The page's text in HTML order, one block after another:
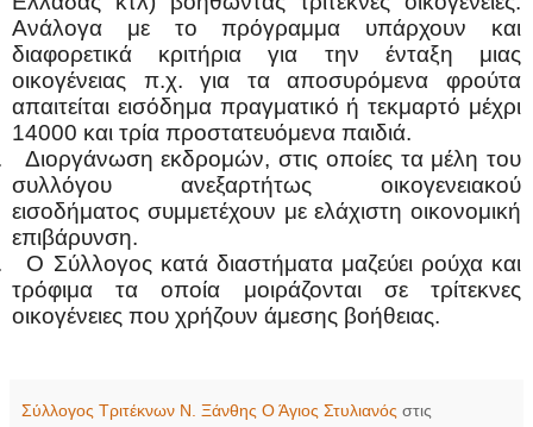
Ανάλογα με το πρόγραμμα υπάρχουν και
διαφορετικά κριτήρια για την ένταξη μιας
οικογένειας π.χ. για τα αποσυρόμενα φρούτα
απαιτείται εισόδημα πραγματικό ή τεκμαρτό μέχρι
14000 και τρία προστατευόμενα παιδιά.
Διοργάνωση εκδρομών, στις οποίες τα μέλη του
συλλόγου ανεξαρτήτως οικογενειακού
εισοδήματος συμμετέχουν με ελάχιστη οικονομική
επιβάρυνση.
Ο Σύλλογος κατά διαστήματα μαζεύει ρούχα και
τρόφιμα τα οποία μοιράζονται σε τρίτεκνες
οικογένειες που χρήζουν άμεσης βοήθειας.
Σύλλογος Τριτέκνων Ν. Ξάνθης Ο Άγιος Στυλιανός στις